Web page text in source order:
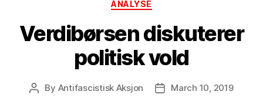
ANALYSE
Verdibørsen diskuterer
politisk vold
Post
By Antifascistisk Aksjon
PostMarch 10, 2019